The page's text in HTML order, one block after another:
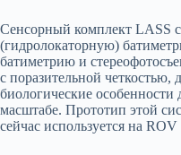
Сенсорный комплект LASS
(гидролокаторную)
батиметрию и
с поразительной четкостью,
биологические особенности
масштабе. Прототип этой
сейчас используется на